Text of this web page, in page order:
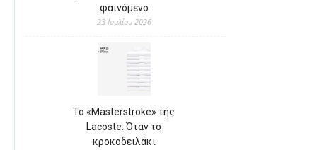
φαινόμενο
23 Ιουλίου 2026
Το «Masterstroke» της
Lacoste: Όταν το
κροκοδειλάκι